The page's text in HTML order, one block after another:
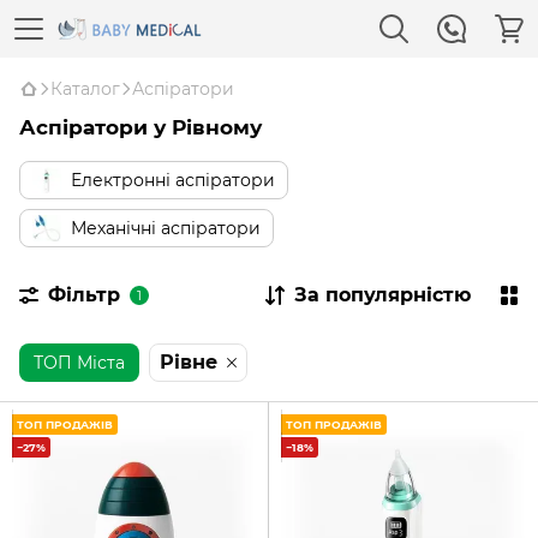
Каталог Аспіратори
Аспіратори у Рівному
Електронні аспіратори
Механічні аспіратори
Фільтр 1 За популярністю
ТОП Міста Рівне
ТОП ПРОДАЖІВ
−27%
ТОП ПРОДАЖІВ
−18%